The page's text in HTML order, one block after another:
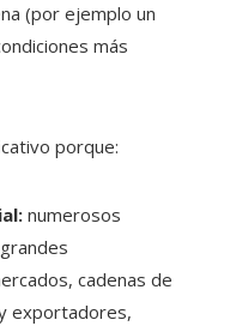
(por ejemplo un
más
porque:
numerosos
cadenas de
exportadores,